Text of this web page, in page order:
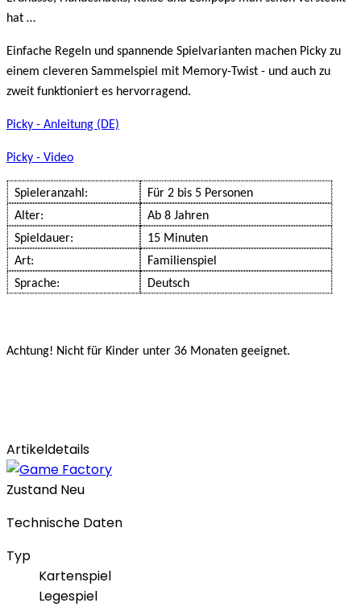
hat …
Einfache Regeln und spannende Spielvarianten machen Picky zu
einem cleveren Sammelspiel mit Memory-Twist - und auch zu
zweit funktioniert es hervorragend.
Picky - Anleitung (DE)
Picky - Video
Spieleranzahl:
Für 2 bis 5 Personen
Alter:
Ab 8 Jahren
Spieldauer:
15 Minuten
Art:
Familienspiel
Sprache:
Deutsch
Achtung! Nicht für Kinder unter 36 Monaten geeignet.
Artikeldetails
Zustand Neu
Technische Daten
Typ
Kartenspiel
Legespiel